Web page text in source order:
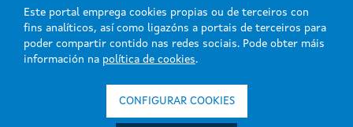
Logo da Xunta de Galicia
Este portal emprega cookies propias ou de terceiros con
fins analíticos, así como ligazóns a portais de terceiros para
poder compartir contido nas redes sociais. Pode obter máis
información na política de cookies.
CONFIGURAR COOKIES